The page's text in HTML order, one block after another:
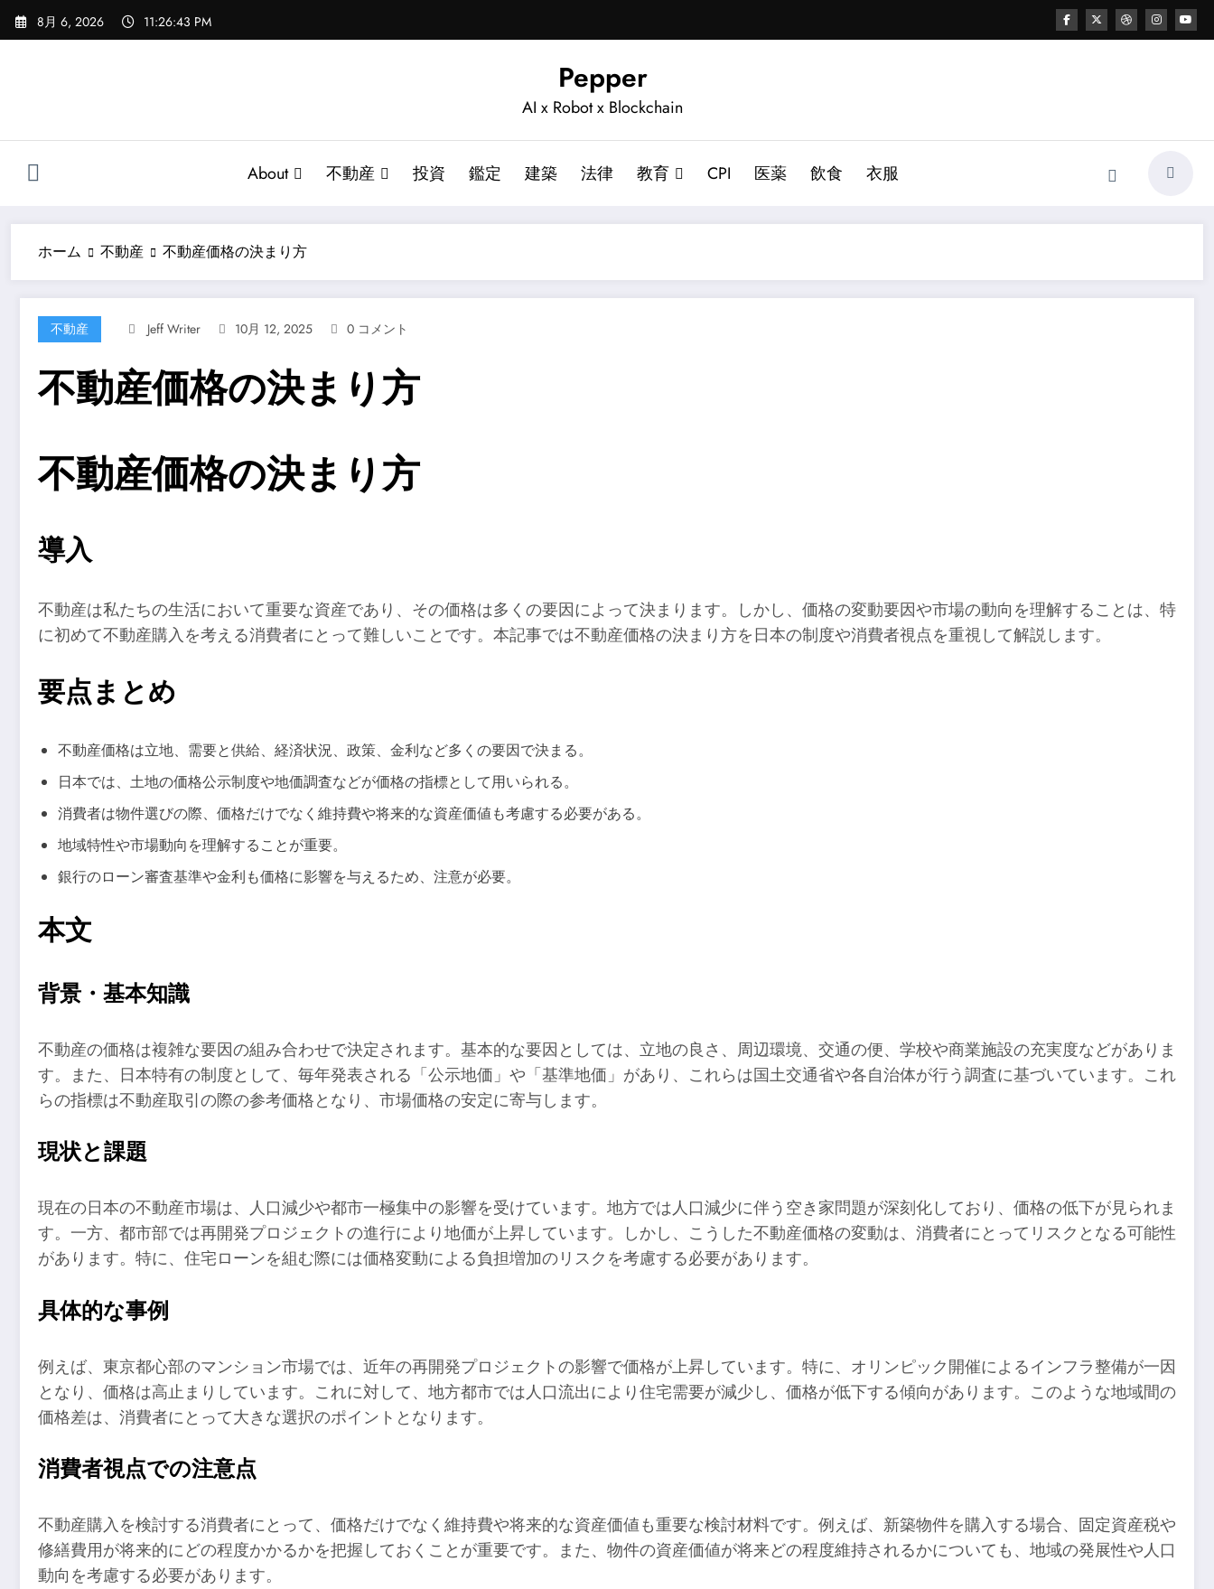
ス
8月 6, 2026 11:26:43 PM
Pepper
AI x Robot x Blockchain
About 不動産 投資 鑑定 建築 法律 教育 CPI 医薬 飲食 衣服
ホーム 不動産 不動産価格の決まり方
不動産 Jeff Writer 10月 12, 2025 0 コメント
不動産価格の決まり方
不動産価格の決まり方
導入
不動産は私たちの生活において重要な資産であり、その価格は多くの要因によって決まります。しかし、価格の変動要因や市場の動向を理解することは、特
に初めて不動産購入を考える消費者にとって難しいことです。本記事では不動産価格の決まり方を日本の制度や消費者視点を重視して解説します。
要点まとめ
不動産価格は立地、需要と供給、経済状況、政策、金利など多くの要因で決まる。
日本では、土地の価格公示制度や地価調査などが価格の指標として用いられる。
消費者は物件選びの際、価格だけでなく維持費や将来的な資産価値も考慮する必要がある。
地域特性や市場動向を理解することが重要。
銀行のローン審査基準や金利も価格に影響を与えるため、注意が必要。
本文
背景・基本知識
不動産の価格は複雑な要因の組み合わせで決定されます。基本的な要因としては、立地の良さ、周辺環境、交通の便、学校や商業施設の充実度などがありま
す。また、日本特有の制度として、毎年発表される「公示地価」や「基準地価」があり、これらは国土交通省や各自治体が行う調査に基づいています。これ
らの指標は不動産取引の際の参考価格となり、市場価格の安定に寄与します。
現状と課題
現在の日本の不動産市場は、人口減少や都市一極集中の影響を受けています。地方では人口減少に伴う空き家問題が深刻化しており、価格の低下が見られま
す。一方、都市部では再開発プロジェクトの進行により地価が上昇しています。しかし、こうした不動産価格の変動は、消費者にとってリスクとなる可能性
があります。特に、住宅ローンを組む際には価格変動による負担増加のリスクを考慮する必要があります。
具体的な事例
例えば、東京都心部のマンション市場では、近年の再開発プロジェクトの影響で価格が上昇しています。特に、オリンピック開催によるインフラ整備が一因
となり、価格は高止まりしています。これに対して、地方都市では人口流出により住宅需要が減少し、価格が低下する傾向があります。このような地域間の
価格差は、消費者にとって大きな選択のポイントとなります。
消費者視点での注意点
不動産購入を検討する消費者にとって、価格だけでなく維持費や将来的な資産価値も重要な検討材料です。例えば、新築物件を購入する場合、固定資産税や
修繕費用が将来的にどの程度かかるかを把握しておくことが重要です。また、物件の資産価値が将来どの程度維持されるかについても、地域の発展性や人口
動向を考慮する必要があります。